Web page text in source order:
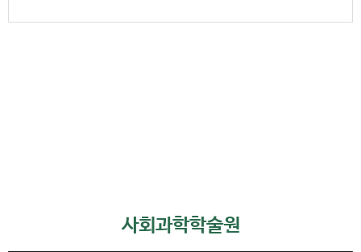
사회과학학술원